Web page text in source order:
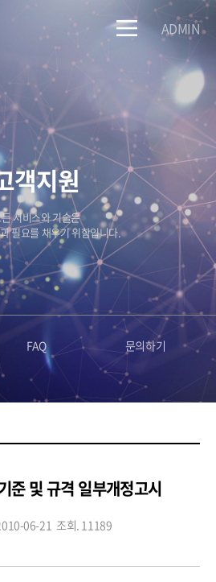
ADMIN
객지원
서비스와 기술은
필요를 채우기 위함입니다.
FAQ
문의하기
준 및 규격 일부개정고시
06-21 조회. 11189